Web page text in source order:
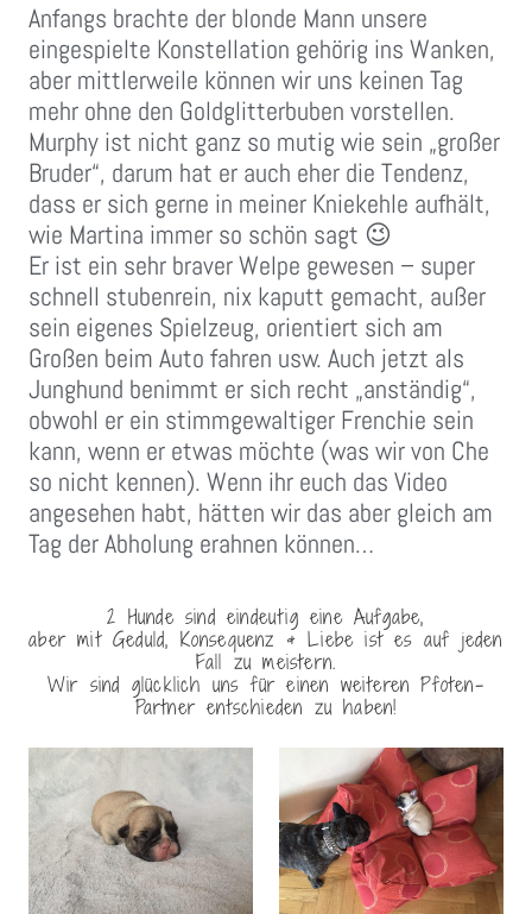
Anfangs brachte der blonde Mann unsere
eingespielte Konstellation gehörig ins Wanken,
aber mittlerweile können wir uns keinen Tag
mehr ohne den Goldglitterbuben vorstellen.
Murphy ist nicht ganz so mutig wie sein „großer
Bruder“, darum hat er auch eher die Tendenz,
dass er sich gerne in meiner Kniekehle aufhält,
wie Martina immer so schön sagt 😉
Er ist ein sehr braver Welpe gewesen – super
schnell stubenrein, nix kaputt gemacht, außer
sein eigenes Spielzeug, orientiert sich am
Großen beim Auto fahren usw. Auch jetzt als
Junghund benimmt er sich recht „anständig“,
obwohl er ein stimmgewaltiger Frenchie sein
kann, wenn er etwas möchte (was wir von Che
so nicht kennen). Wenn ihr euch das Video
angesehen habt, hätten wir das aber gleich am
Tag der Abholung erahnen können…
2 Hunde sind eindeutig eine Aufgabe,
aber mit Geduld, Konsequenz & Liebe ist es auf jeden
Fall zu meistern.
Wir sind glücklich uns für einen weiteren Pfoten-
Partner entschieden zu haben!